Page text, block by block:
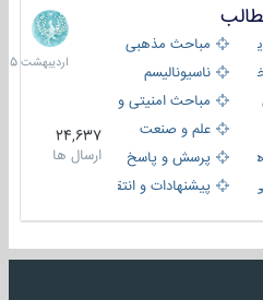
مباحث مذهبی
و مذهبیناسیونالیسم
مباحث امنیتی و اطلاعاتی
علم و صنعت
پرسش و پاسخ
پیشنهادات و انتقادات
24,637
ارسال ها
8
1405